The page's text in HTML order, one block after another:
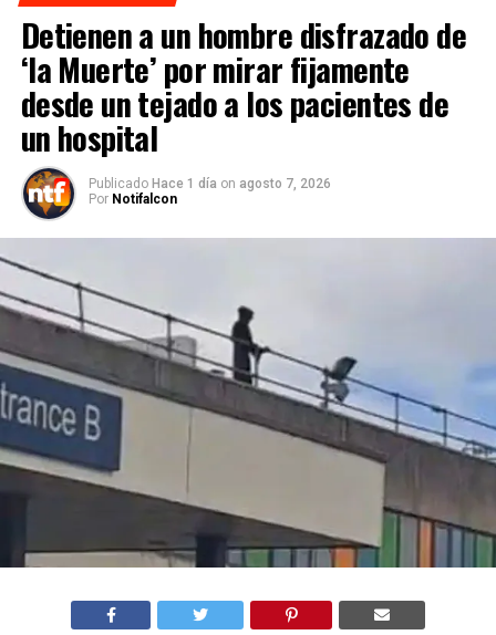
Detienen a un hombre disfrazado de
‘la Muerte’ por mirar fijamente
desde un tejado a los pacientes de
un hospital
Publicado Hace 1 día on agosto 7, 2026
Por Notifalcon